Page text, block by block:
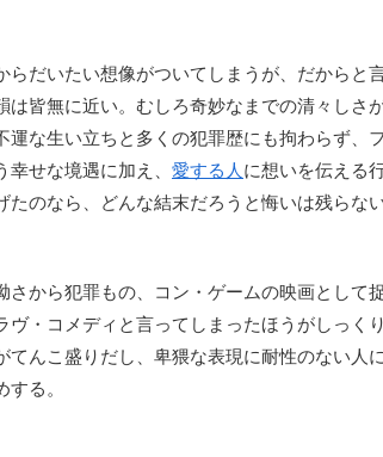
だいたい想像がついてしまうが、だからと
は皆無に近い。むしろ奇妙なまでの清々しさ
運な生い立ちと多くの犯罪歴にも拘わらず、
せな境遇に加え、 愛する人 に想いを伝える
のなら、どんな結末だろうと悔いは残らな
から犯罪もの、コン・ゲームの映画として
ヴ・コメディと言ってしまったほうがしっく
んこ盛りだし、卑猥な表現に耐性のない人
る。